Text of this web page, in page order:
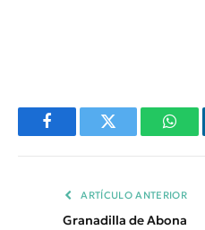
FacebookTwitter
ARTÍCULO ANTERIOR
Granadilla de Abona